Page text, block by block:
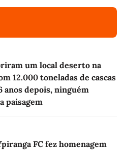
um local deserto na
12.000 toneladas de cascas
anos depois, ninguém
paisagem
FC fez homenagem